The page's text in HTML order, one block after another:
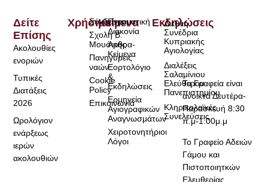
Τα Γραφεία είναι
ανοικτά Δευτέρα-
Παρασκευή 8:30
π.μ-1:00μ.μ
Το Γραφείο Αδειών
Γάμου και
Πιστοποιητκών
Ελευθερίας
Χρήσιμα
Σύνδεσμοι
Σχολή Β.
Μουσικής
Πανηγύρεις
ναών
Cookie
Policy
Επικοινωνία
Κείμενα
Πνευματική
Διακονία
Άρθρα-
Κείμενα
Εορτολόγιο
&
Εκδηλώσεις
Ερμηνεία
Αγιογραφικών
Αναγνωσμάτων
Χειροτονητήριοι
Λόγοι
Δείτε
Επίσης
Ακολουθίες
ενοριών
Τυπικές
Διατάξεις
2026
Ωρολόγιον
ενάρξεως
ιερών
ακολουθιών
Εκδηλώσεις
Διεθνή
Συνέδρια
Κυπριακής
Αγιολογίας
Διαλέξεις
Σαλαμίνιου
Ελεύθερου
Πανεπιστημίου
Κληρικολαϊκές
Συνελεύσεις